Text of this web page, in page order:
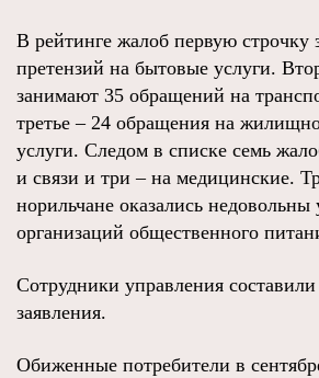
В рейтинге жалоб первую строчку
претензий на бытовые услуги.
занимают 35 обращений на
третье – 24 обращения на
услуги. Следом в списке семь
и связи и три – на медицинские.
норильчане оказались недовольны
организаций общественного
Сотрудники управления
заявления.
Обиженные потребители в